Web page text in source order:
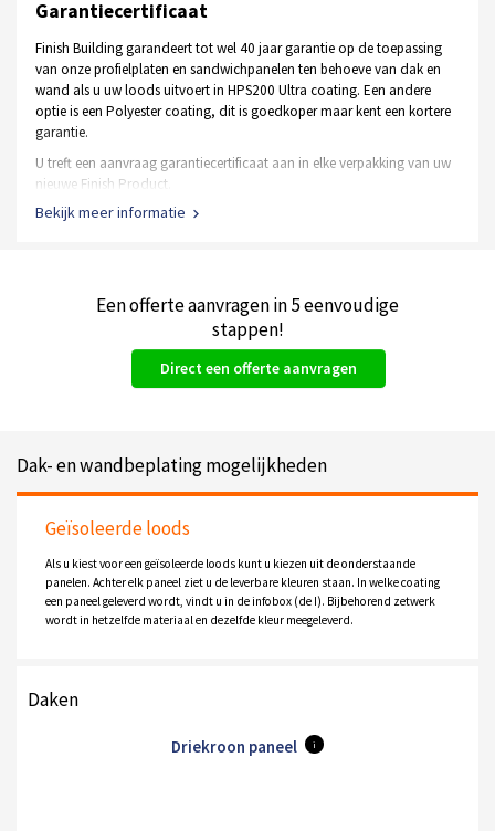
Garantiecertificaat
Finish Building garandeert tot wel 40 jaar garantie op de toepassing
van onze profielplaten en sandwichpanelen ten behoeve van dak en
wand als u uw loods uitvoert in HPS200 Ultra coating. Een andere
optie is een Polyester coating, dit is goedkoper maar kent een kortere
garantie.
U treft een aanvraag garantiecertificaat aan in elke verpakking van uw
nieuwe Finish Product.
De staal frame constructie heeft een garantie van 10 jaar op
Alle soorten deuren hebben een gebruiksgarantie van 1 jaar
Bekijk meer informatie
Een offerte aanvragen in 5 eenvoudige
stappen!
Direct een offerte aanvragen
Dak- en wandbeplating mogelijkheden
Geïsoleerde loods
Als u kiest voor een geïsoleerde loods kunt u kiezen uit de onderstaande
panelen. Achter elk paneel ziet u de leverbare kleuren staan. In welke coating
een paneel geleverd wordt, vindt u in de infobox (de I). Bijbehorend zetwerk
wordt in hetzelfde materiaal en dezelfde kleur meegeleverd.
Daken
Driekroon paneel i